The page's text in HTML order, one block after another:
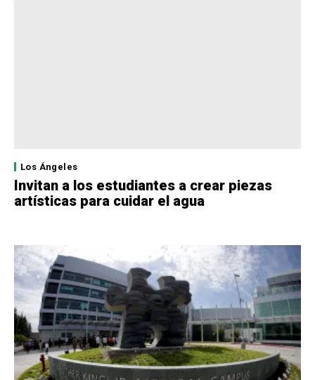
Los Ángeles
Invitan a los estudiantes a crear piezas
artísticas para cuidar el agua